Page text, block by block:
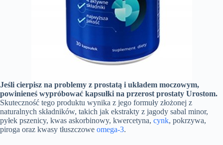
Jeśli cierpisz na problemy z prostatą i układem moczowym,
powinieneś wypróbować kapsułki na przerost prostaty Urostom.
Skuteczność tego produktu wynika z jego formuły złożonej z
naturalnych składników, takich jak ekstrakty z jagody sabal minor,
pyłek pszenicy, kwas askorbinowy, kwercetyna, cynk, pokrzywa,
piroga oraz kwasy tłuszczowe omega-3.